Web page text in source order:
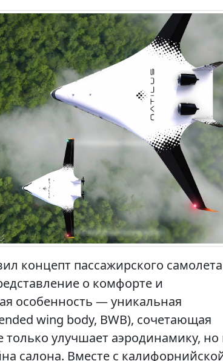
концепт пассажирского самолета
о комфорте и
особенность — уникальная
wing body, BWB), сочетающая
улучшает аэродинамику, но
салона. Вместе с